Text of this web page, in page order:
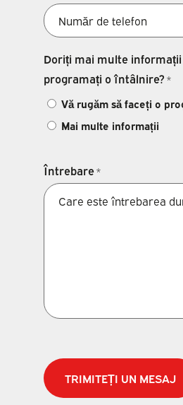
Doriți mai multe
programați o întâlnire? *
Vă rugăm să faceți o
Mai multe informații
Întrebare*